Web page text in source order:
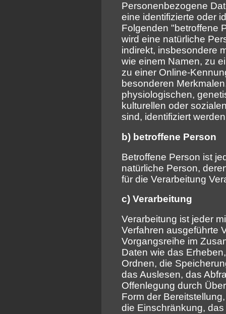
Personenbezogene
eine identifizierte oder
Folgenden "betroffene
wird eine natürliche
indirekt, insbesondere
wie einem Namen, zu
zu einer Online-
besonderen
physiologischen,
kulturellen oder
sind, identifiziert
b) betroffene Person
Betroffene Person ist
natürliche Person,
für die Verarbeitung
c) Verarbeitung
Verarbeitung ist jeder
Verfahren ausgeführte
Vorgangsreihe im
Daten wie das
Ordnen, die
das Auslesen, das
Offenlegung durch
Form der
die Einschränkung,